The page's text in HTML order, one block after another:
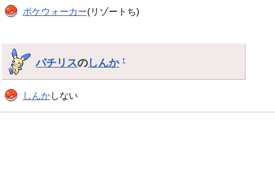
ポケウォーカー(リゾートち)
パチリスのしんか †
しんかしない